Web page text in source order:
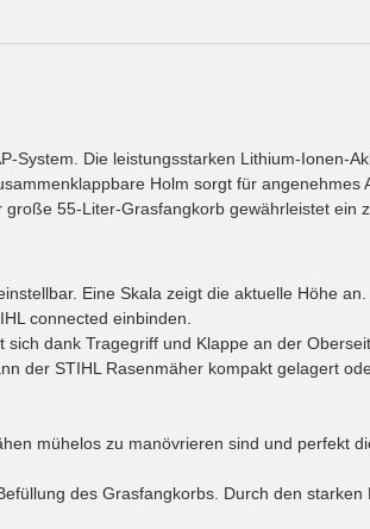
System. Die leistungsstarken Lithium-Ionen-
Holm sorgt für angenehmes
55-Liter-Grasfangkorb gewährleistet ein
Eine Skala zeigt die aktuelle Höhe an.
connected einbinden.
dank Tragegriff und Klappe an der
der STIHL Rasenmäher kompakt gelagert
mühelos zu manövrieren sind und perfekt
des Grasfangkorbs. Durch den starken